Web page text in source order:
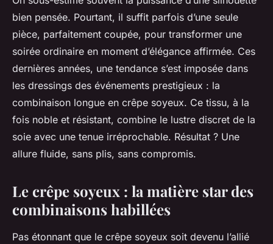
bien pensée. Pourtant, il suffit parfois d’une seule
pièce, parfaitement coupée, pour transformer une
soirée ordinaire en moment d’élégance affirmée. Ces
dernières années, une tendance s’est imposée dans
les dressings des événements prestigieux : la
combinaison longue en crêpe soyeux. Ce tissu, à la
fois noble et résistant, combine le lustre discret de la
soie avec une tenue irréprochable. Résultat ? Une
allure fluide, sans plis, sans compromis.
Le crêpe soyeux : la matière star des
combinaisons habillées
Pas étonnant que le crêpe soyeux soit devenu l’allié